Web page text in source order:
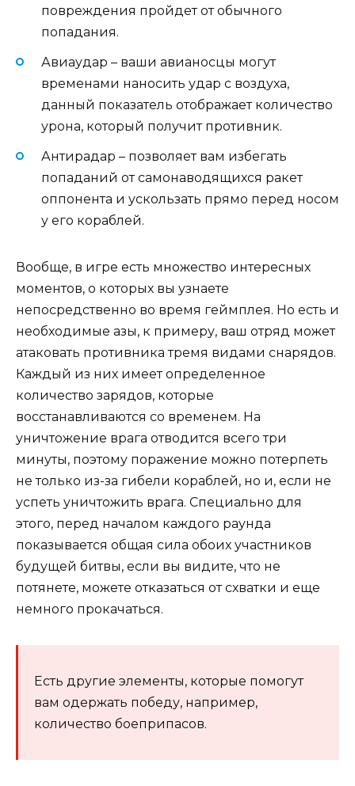
повреждения пройдет от обычного
попадания.
Авиаудар – ваши авианосцы могут
временами наносить удар с воздуха,
данный показатель отображает количество
урона, который получит противник.
Антирадар – позволяет вам избегать
попаданий от самонаводящихся ракет
оппонента и ускользать прямо перед носом
у его кораблей.
Вообще, в игре есть множество интересных
моментов, о которых вы узнаете
непосредственно во время геймплея. Но есть и
необходимые азы, к примеру, ваш отряд может
атаковать противника тремя видами снарядов.
Каждый из них имеет определенное
количество зарядов, которые
восстанавливаются со временем. На
уничтожение врага отводится всего три
минуты, поэтому поражение можно потерпеть
не только из-за гибели кораблей, но и, если не
успеть уничтожить врага. Специально для
этого, перед началом каждого раунда
показывается общая сила обоих участников
будущей битвы, если вы видите, что не
потянете, можете отказаться от схватки и еще
немного прокачаться.
Есть другие элементы, которые помогут
вам одержать победу, например,
количество боеприпасов.